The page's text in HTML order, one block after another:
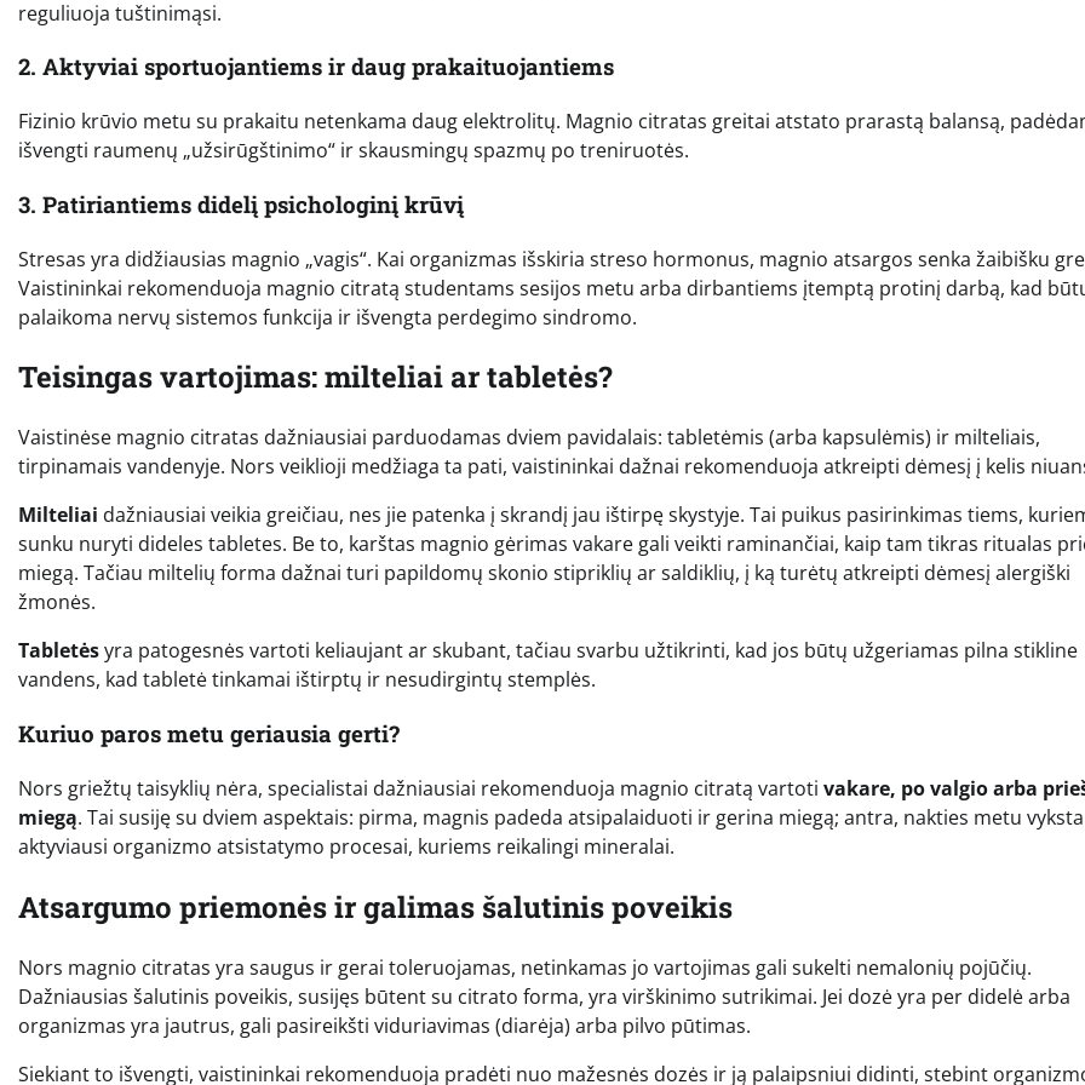
reguliuoja tuštinimąsi.
2. Aktyviai sportuojantiems ir daug prakaituojantiems
Fizinio krūvio metu su prakaitu netenkama daug elektrolitų. Magnio citratas greitai atstato prarastą balansą,
išvengti raumenų „užsirūgštinimo“ ir skausmingų spazmų po treniruotės.
3. Patiriantiems didelį psichologinį krūvį
Stresas yra didžiausias magnio „vagis“. Kai organizmas išskiria streso hormonus, magnio atsargos senka žaibišku
Vaistininkai rekomenduoja magnio citratą studentams sesijos metu arba dirbantiems įtemptą protinį darbą, kad
palaikoma nervų sistemos funkcija ir išvengta perdegimo sindromo.
Teisingas vartojimas: milteliai ar tabletės?
Vaistinėse magnio citratas dažniausiai parduodamas dviem pavidalais: tabletėmis (arba kapsulėmis) ir milteliais,
tirpinamais vandenyje. Nors veiklioji medžiaga ta pati, vaistininkai dažnai rekomenduoja atkreipti dėmesį į kelis
Milteliai dažniausiai veikia greičiau, nes jie patenka į skrandį jau ištirpę skystyje. Tai puikus pasirinkimas tiems,
sunku nuryti dideles tabletes. Be to, karštas magnio gėrimas vakare gali veikti raminančiai, kaip tam tikras ritualas
miegą. Tačiau miltelių forma dažnai turi papildomų skonio stipriklių ar saldiklių, į ką turėtų atkreipti dėmesį alergiški
žmonės.
Tabletėsyra patogesnės vartoti keliaujant ar skubant, tačiau svarbu užtikrinti, kad jos būtų užgeriamas pilna stikline
vandens, kad tabletė tinkamai ištirptų ir nesudirgintų stemplės.
Kuriuo paros metu geriausia gerti?
Nors griežtų taisyklių nėra, specialistai dažniausiai rekomenduoja magnio citratą vartoti vakare, po valgio arba
miegą. Tai susiję su dviem aspektais: pirma, magnis padeda atsipalaiduoti ir gerina miegą; antra, nakties metu vyksta
aktyviausi organizmo atsistatymo procesai, kuriems reikalingi mineralai.
Atsargumo priemonės ir galimas šalutinis poveikis
Nors magnio citratas yra saugus ir gerai toleruojamas, netinkamas jo vartojimas gali sukelti nemalonių pojūčių.
Dažniausias šalutinis poveikis, susijęs būtent su citrato forma, yra virškinimo sutrikimai. Jei dozė yra per didelė arba
organizmas yra jautrus, gali pasireikšti viduriavimas (diarėja) arba pilvo pūtimas.
Siekiant to išvengti, vaistininkai rekomenduoja pradėti nuo mažesnės dozės ir ją palaipsniui didinti, stebint